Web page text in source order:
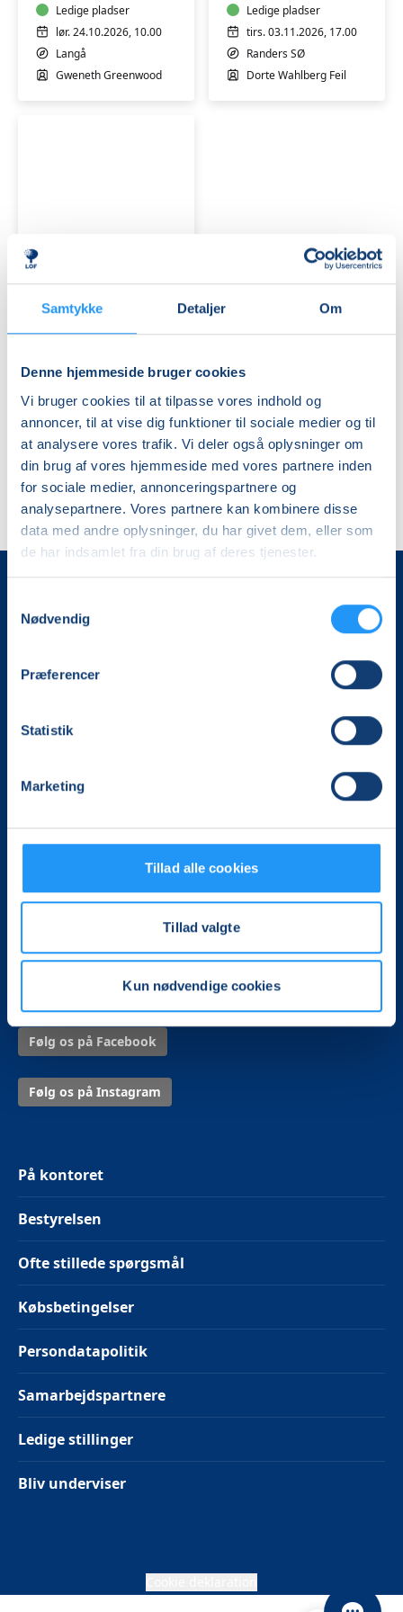
Samtykke Detaljer Om
Denne hjemmeside bruger cookies
Vi bruger cookies til at tilpasse vores indhold og
annoncer, til at vise dig funktioner til sociale medier og til
at analysere vores trafik. Vi deler også oplysninger om
din brug af vores hjemmeside med vores partnere inden
for sociale medier, annonceringspartnere og
analysepartnere. Vores partnere kan kombinere disse
data med andre oplysninger, du har givet dem, eller som
de har indsamlet fra din brug af deres tjenester.
Nødvendig
Præferencer
Statistik
Marketing
Tillad alle cookies
Tillad valgte
Kun nødvendige cookies
Langå
Ledige pladser
lør. 24.10.2026, 10.00
Langå
Gweneth Greenwood
-
Randers
Ledige pladser
tirs. 03.11.2026, 17.00
Randers SØ
Dorte Wahlberg Feil
Pileflet
for
begyndere
og
øvede
-
Ledige pladser
lør. 21.11.2026, 09.30
Katrine Burup Øxenholt
Det, der er vigtigt for samfundet, er vigtigt for os
mere end 100.000 deltagere i hele landet med kurser,
foredrag og oplevelser.
LOF Midtjylland
Vævervej 10C, 1. sal
8800 Viborg
Mail:kontor@lof-midtjylland.dk
Følg os på Facebook
Følg os på Instagram
På kontoret
Bestyrelsen
Ofte stillede spørgsmål
Købsbetingelser
Persondatapolitik
Samarbejdspartnere
Ledige stillinger
Bliv underviser